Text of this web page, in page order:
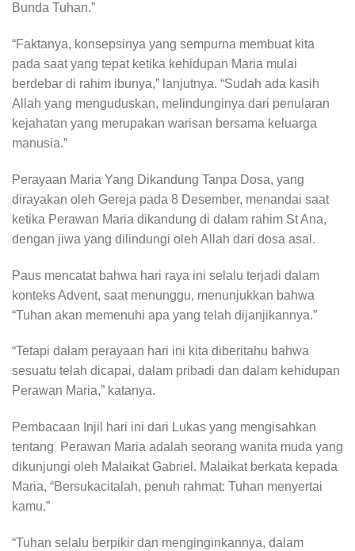
Bunda Tuhan.”
“Faktanya, konsepsinya yang sempurna membuat kita
pada saat yang tepat ketika kehidupan Maria mulai
berdebar di rahim ibunya,” lanjutnya. “Sudah ada kasih
Allah yang menguduskan, melindunginya dari penularan
kejahatan yang merupakan warisan bersama keluarga
manusia.”
Perayaan Maria Yang Dikandung Tanpa Dosa, yang
dirayakan oleh Gereja pada 8 Desember, menandai saat
ketika Perawan Maria dikandung di dalam rahim St Ana,
dengan jiwa yang dilindungi oleh Allah dari dosa asal.
Paus mencatat bahwa hari raya ini selalu terjadi dalam
konteks Advent, saat menunggu, menunjukkan bahwa
“Tuhan akan memenuhi apa yang telah dijanjikannya.”
“Tetapi dalam perayaan hari ini kita diberitahu bahwa
sesuatu telah dicapai, dalam pribadi dan dalam kehidupan
Perawan Maria,” katanya.
Pembacaan Injil hari ini dari Lukas yang mengisahkan
tentang Perawan Maria adalah seorang wanita muda yang
dikunjungi oleh Malaikat Gabriel. Malaikat berkata kepada
Maria, “Bersukacitalah, penuh rahmat: Tuhan menyertai
kamu.”
“Tuhan selalu berpikir dan menginginkannya, dalam